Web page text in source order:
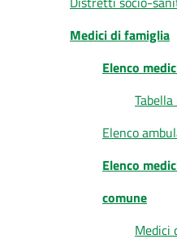
Medici di famiglia
Elenco
Elenco
Elenco
comune
Medici